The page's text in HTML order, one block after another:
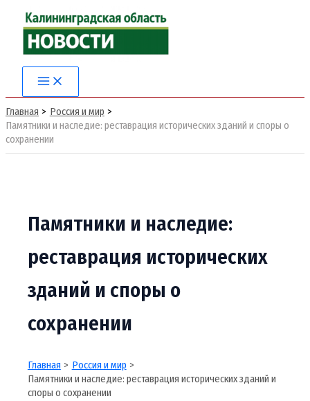
Перейти
содержимому
Main
Menu
Главная
Россия и мир
Памятники и наследие: реставрация исторических зданий и споры о
сохранении
Памятники и наследие:
реставрация исторических
зданий и споры о
сохранении
Главная
Россия и мир
Памятники и наследие: реставрация исторических зданий и
споры о сохранении